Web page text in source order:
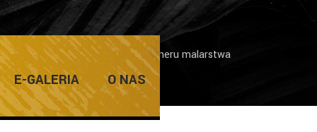
E-GALERIA O NAS
międzynarodowego pleneru malarstwa